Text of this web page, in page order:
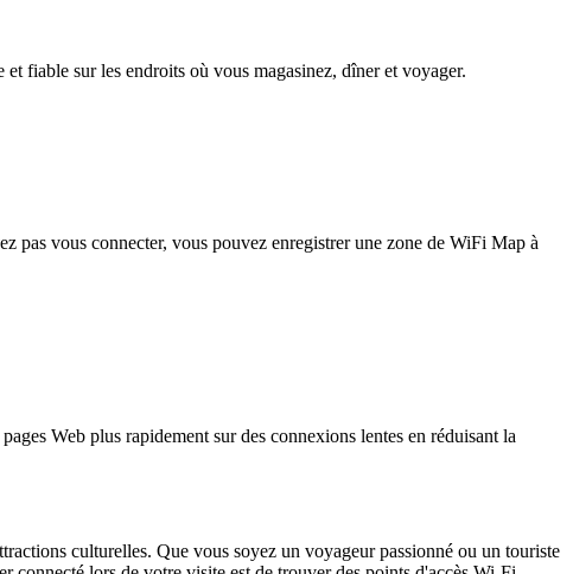
fiable sur les endroits où vous magasinez, dîner et voyager.
pas vous connecter, vous pouvez enregistrer une zone de WiFi Map à
Web plus rapidement sur des connexions lentes en réduisant la
culturelles. Que vous soyez un voyageur passionné ou un touriste